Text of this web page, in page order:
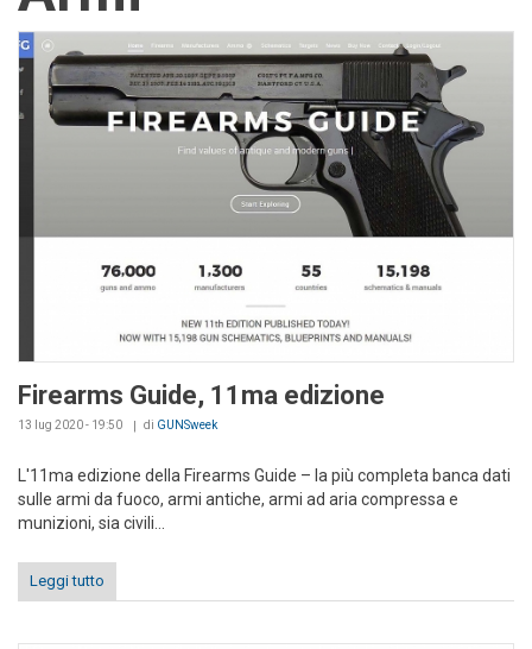
Firearms Guide, 11ma edizione
13 lug 2020 - 19:50 di GUNSweek
L'11ma edizione della Firearms Guide – la più completa banca dati
sulle armi da fuoco, armi antiche, armi ad aria compressa e
munizioni, sia civili...
Leggi tutto